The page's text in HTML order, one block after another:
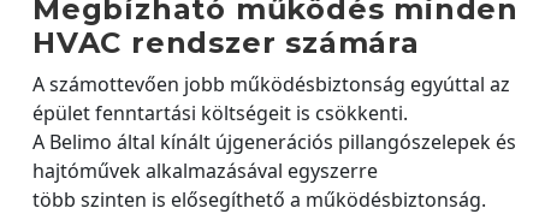
Megbízható működés minden
HVAC rendszer számára
A számottevően jobb működésbiztonság egyúttal az
épület fenntartási költségeit is csökkenti.
A Belimo által kínált újgenerációs pillangószelepek és
hajtóművek alkalmazásával egyszerre
több szinten is elősegíthető a működésbiztonság.